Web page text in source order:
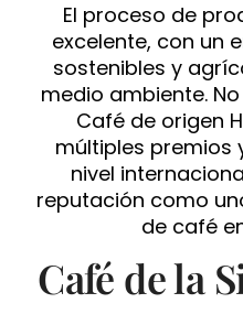
El proceso de
excelente, con un
sostenibles y
medio ambiente.
Café de origen
múltiples premios
nivel
reputación como
de café
Café de la